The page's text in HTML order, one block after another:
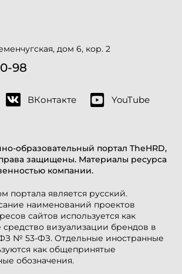
образовательный портал TheHRD,
права защищены. Материалы ресурса
компании.
портала является русский.
наименований проектов
сайтов используется как
визуализации брендов в
№ 53-ФЗ. Отдельные иностранные
как общепринятые
обозначения.
дом 6, кор. 2
98
ВКонтакте YouTube